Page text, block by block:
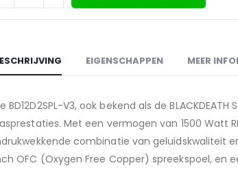
EIGENSCHAPPEN MEER
BD12D2SPL-V3, ook bekend als de
Met een vermogen van 1500 Watt
combinatie van geluidskwaliteit
OFC (Oxygen Free Copper) spreekspoel, en